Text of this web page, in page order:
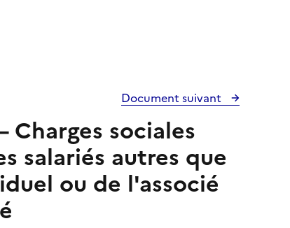
Document suivant
Charges sociales
salariés autres que
ou de l'associé